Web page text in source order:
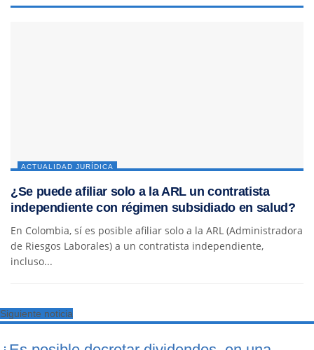
ACTUALIDAD JURÍDICA
¿Se puede afiliar solo a la ARL un contratista
independiente con régimen subsidiado en salud?
En Colombia, sí es posible afiliar solo a la ARL (Administradora
de Riesgos Laborales) a un contratista independiente,
incluso...
Siguiente noticia